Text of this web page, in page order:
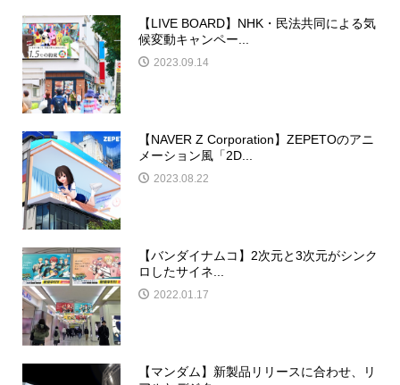
【LIVE BOARD】NHK・民法共同による気
候変動キャンペー...
2023.09.14
【NAVER Z Corporation】ZEPETOのアニ
メーション風「2D...
2023.08.22
【バンダイナムコ】2次元と3次元がシンク
ロしたサイネ...
2022.01.17
【マンダム】新製品リリースに合わせ、リ